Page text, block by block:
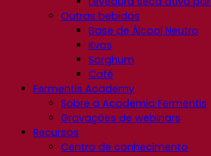
Outras bebidas
Base de Álcool Neutro
Kvas
Sorghum
Café
Fermentis Academy
Sobre a Academia Fermentis
Gravações de webinars
Recursos
Centro de conhecimento